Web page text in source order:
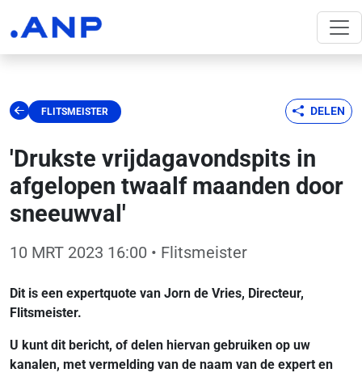
FLITSMEISTER DELEN
'Drukste vrijdagavondspits in
afgelopen twaalf maanden door
sneeuwval'
10 MRT 2023 16:00 • Flitsmeister
Dit is een expertquote van Jorn de Vries, Directeur,
Flitsmeister.
U kunt dit bericht, of delen hiervan gebruiken op uw
kanalen, met vermelding van de naam van de expert en